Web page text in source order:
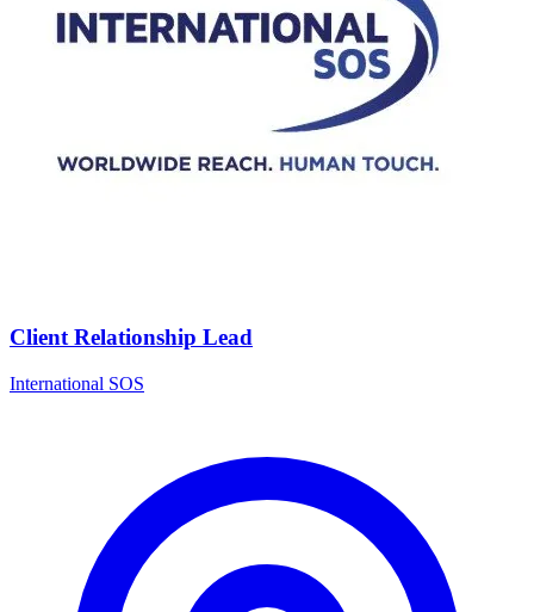
Client Relationship Lead
International SOS